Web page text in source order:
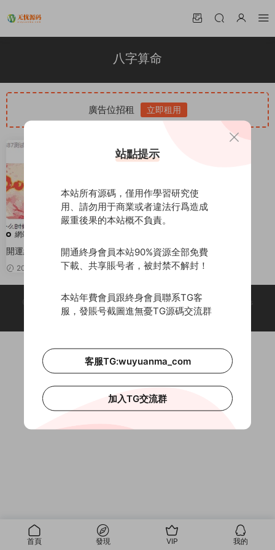
八字算命
廣告位招租 立即租用
網站源碼
開運網運勢測算網站源碼，鼠年
風水起名/八字算命/算财運姻緣/
易經周易/占蔔
2020-03-30 20
© 2018-2026 Theme by - 無憂源碼 & Wuyuanma.Com Theme. All rights
reserved
首頁 發現 VIP 我的
站點提示
本站所有源碼，僅用作學習研究使
用、請勿用于商業或者違法行爲造成
嚴重後果的本站概不負責。
開通終身會員本站90%資源全部免費
下載、共享賬号者，被封禁不解封！
本站年費會員跟終身會員聯系TG客
服，發賬号截圖進無憂TG源碼交流群
客服TG:wuyuanma_com
加入TG交流群